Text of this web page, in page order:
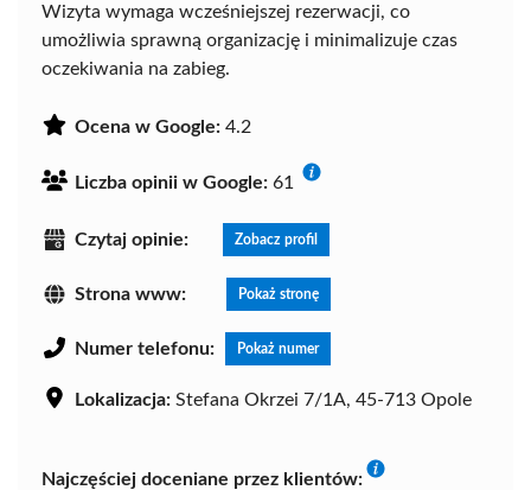
Wizyta wymaga wcześniejszej rezerwacji, co
umożliwia sprawną organizację i minimalizuje czas
oczekiwania na zabieg.
Ocena w Google: 4.2
Liczba opinii w Google: 61
Czytaj opinie: Zobacz profil
Strona www: Pokaż stronę
Numer telefonu: Pokaż numer
Lokalizacja: Stefana Okrzei 7/1A, 45-713 Opole
Najczęściej doceniane przez klientów: